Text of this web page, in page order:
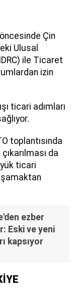
Çin
Ulusal
ile Ticaret
izin
ticari adımları
toplantısında
da
ticari
ezber
Eski ve yeni
kapsıyor